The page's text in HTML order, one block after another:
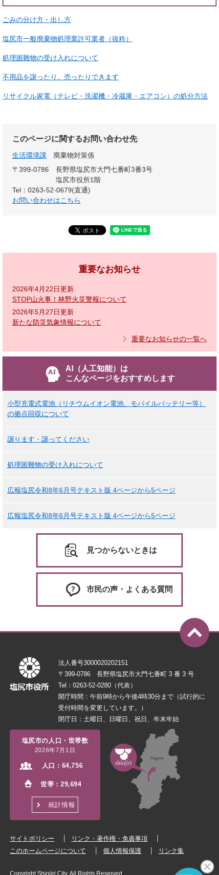
ごみの分け方・出し方
塩尻市一般廃棄物処理業許可業者（抜粋）
処理困難物の受け入れについて
不用品を譲ったり、売ったりできます
リサイクル家電（テレビ・洗濯機・冷蔵庫・エアコン）の処分方法
このページに関するお問い合わせ先
生活環境課
廃棄物対策係
〒399-0786
長野県塩尻市大門七番町3番3号
塩尻市役所1階
Tel：0263-52-0679(直通)
お問い合わせはこちら
重要なお知らせ
2026年4月22日更新
STOP山火事！林野火災警報について
2026年5月27日更新
新たな防災気象情報について
重要なお知らせの一覧へ
AI（人工知能）は
こんなページをおすすめします
小型充電式電池（リチウムイオン電池、モバイルバッテリー等）
の拠点回収について
譲ります・譲ってください
処理困難物の受け入れについて
広報塩尻令和8年6月号テキスト版 4ページから5ページ
広報塩尻令和8年6月号テキスト版 4ページから5ページ
見つからないときは
市民の声・よくある質問
法人番号3000020202151
〒399-0786 長野県塩尻市大門七番町 3 番 3 号
Tel：0263-52-0280（代表）
開庁時間：午前9時から午後4時30分まで（試行的に
受付時間を変更しています。）
閉庁日：土曜日、日曜日、祝日、年末年始
塩尻市の人口・世帯数
2026年7月1日
人口： 64,756
世帯：29,694
統計情報
サイトポリシー
リンク・著作権・免責事項
このホームページについて
個人情報保護 リンク集
Copyright Shiojiri City. All Rights Reserved.